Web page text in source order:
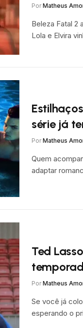
Por Matheus
Beleza Fatal 2
Lola e Elvira
série já
Por Matheus
Quem
adaptar
Ted
Por Matheus
Se você já
esperando o